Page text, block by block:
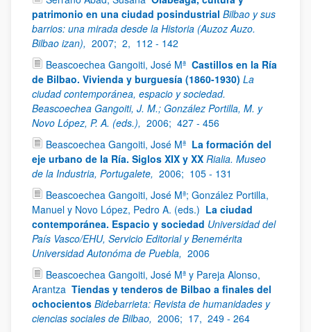
patrimonio en una ciudad posindustrial Bilbao y sus
barrios: una mirada desde la Historia (Auzoz Auzo.
Bilbao izan), 2007; 2, 112 - 142
Beascoechea Gangoiti, José Mª Castillos en la Ría
de Bilbao. Vivienda y burguesía (1860-1930) La
ciudad contemporánea, espacio y sociedad.
Beascoechea Gangoiti, J. M.; González Portilla, M. y
Novo López, P. A. (eds.), 2006; 427 - 456
Beascoechea Gangoiti, José Mª La formación del
eje urbano de la Ría. Siglos XIX y XX Rialia. Museo
de la Industria, Portugalete, 2006; 105 - 131
Beascoechea Gangoiti, José Mª; González Portilla,
Manuel y Novo López, Pedro A. (eds.) La ciudad
contemporánea. Espacio y sociedad Universidad del
País Vasco/EHU, Servicio Editorial y Benemérita
Universidad Autonóma de Puebla, 2006
Beascoechea Gangoiti, José Mª y Pareja Alonso,
Arantza Tiendas y tenderos de Bilbao a finales del
ochocientos Bidebarrieta: Revista de humanidades y
ciencias sociales de Bilbao, 2006; 17, 249 - 264